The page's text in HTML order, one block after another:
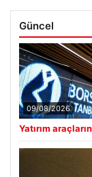
Güncel
09/08/2026
Yatırım